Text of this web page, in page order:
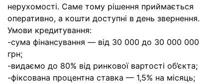
нерухомості. Саме тому рішення приймається
оперативно, а кошти доступні в день звернення.
Умови кредитування:
-сума фінансування — від 30 000 до 30 000 000
грн;
-видаємо до 80% від ринкової вартості об’єкта;
-фіксована процентна ставка — 1,5% на місяць;